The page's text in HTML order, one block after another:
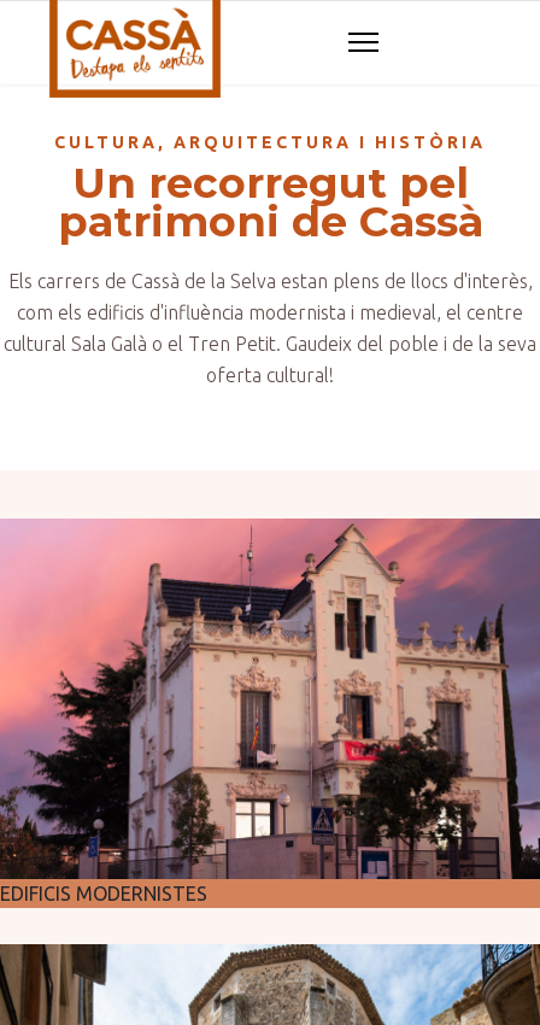
CULTURA, ARQUITECTURA I HISTÒRIA
Un recorregut pel
patrimoni de Cassà
Els carrers de Cassà de la Selva estan plens de llocs d'interès,
com els edificis d'influència modernista i medieval, el centre
cultural Sala Galà o el Tren Petit. Gaudeix del poble i de la seva
oferta cultural!
EDIFICIS MODERNISTES